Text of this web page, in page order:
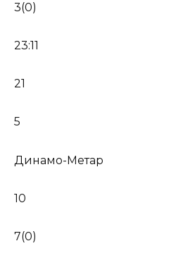
3(0)
23:11
21
5
Динамо-Метар
10
7(0)